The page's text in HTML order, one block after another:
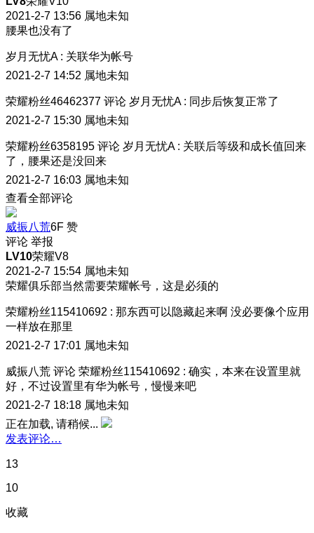
2021-2-7 13:56 属地未知
腰果也没有了
岁月无忧A : 关联华为帐号
2021-2-7 14:52 属地未知
荣耀粉丝46462377 评论 岁月无忧A : 同步后恢复正常了
2021-2-7 15:30 属地未知
荣耀粉丝6358195 评论 岁月无忧A : 关联后等级和成长值回来
了，腰果还是没回来
2021-2-7 16:03 属地未知
查看全部评论
威振八荒6F 赞
评论 举报
LV10荣耀V8
2021-2-7 15:54 属地未知
荣耀俱乐部当然需要荣耀帐号，这是必须的
荣耀粉丝115410692 : 那东西可以隐藏起来啊 没必要像个应用
一样放在那里
2021-2-7 17:01 属地未知
威振八荒 评论 荣耀粉丝115410692 : 确实，本来在设置里就
好，不过设置里有华为帐号，慢慢来吧
2021-2-7 18:18 属地未知
正在加载, 请稍候...
发表评论…
13
10
收藏